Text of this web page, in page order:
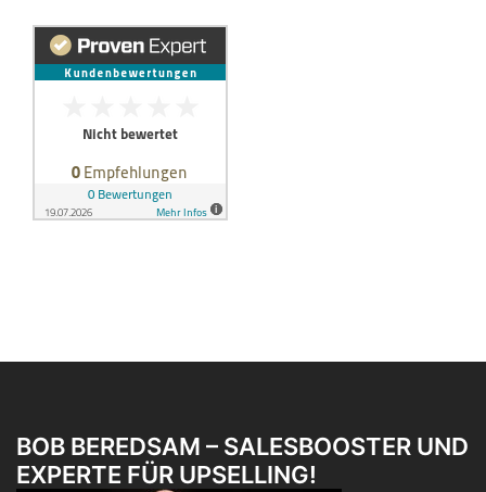
BOB BEREDSAM – SALESBOOSTER UND
EXPERTE FÜR UPSELLING!